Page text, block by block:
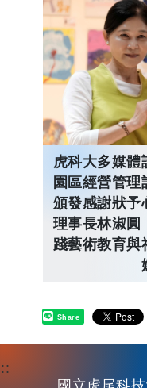
虎科大多媒體
園區經營管理
頒發感謝狀予
理事長林淑圓
踐藝術教育與
Share